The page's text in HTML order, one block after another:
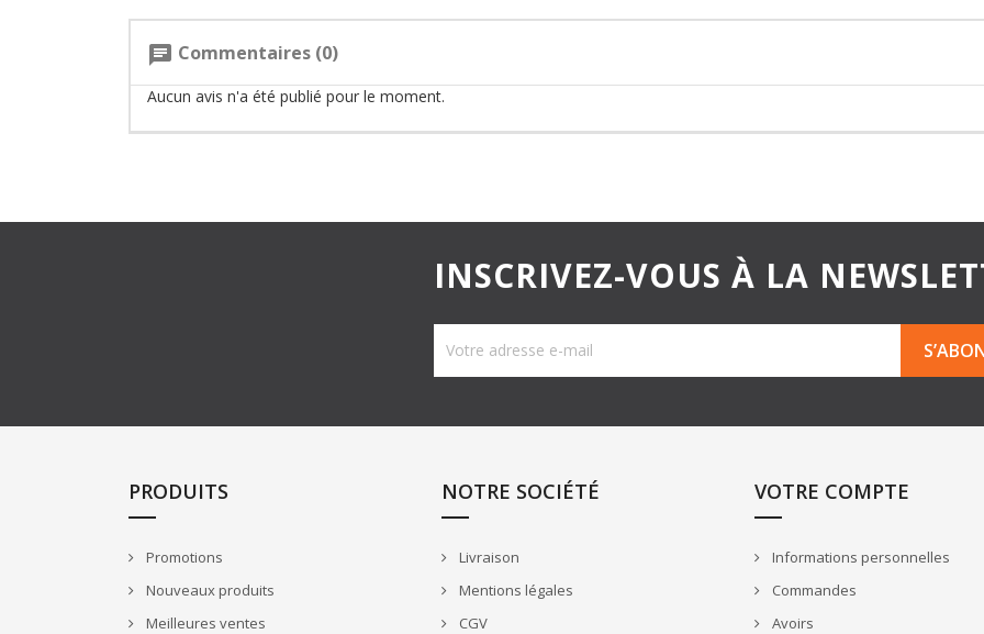
chat Commentaires (0)
Aucun avis n'a été publié pour le moment.
INSCRIVEZ-VOUS À LA
PRODUITS
Promotions
Nouveaux produits
Meilleures ventes
NOTRE SOCIÉTÉ
Livraison
Mentions légales
CGV
VOTRE COMPTE
Informations personnelles
Commandes
Avoirs